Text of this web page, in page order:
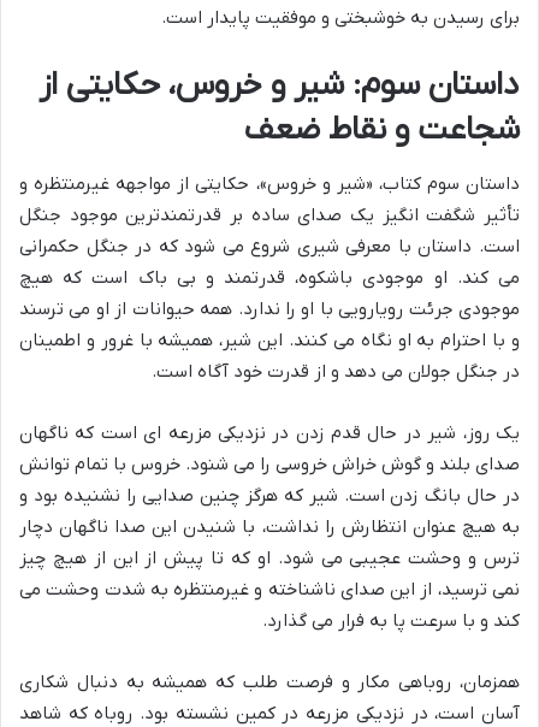
برای رسیدن به خوشبختی و موفقیت پایدار است.
داستان سوم: شیر و خروس، حکایتی از
شجاعت و نقاط ضعف
داستان سوم کتاب، «شیر و خروس»، حکایتی از مواجهه غیرمنتظره و
تأثیر شگفت انگیز یک صدای ساده بر قدرتمندترین موجود جنگل
است. داستان با معرفی شیری شروع می شود که در جنگل حکمرانی
می کند. او موجودی باشکوه، قدرتمند و بی باک است که هیچ
موجودی جرئت رویارویی با او را ندارد. همه حیوانات از او می ترسند
و با احترام به او نگاه می کنند. این شیر، همیشه با غرور و اطمینان
در جنگل جولان می دهد و از قدرت خود آگاه است.
یک روز، شیر در حال قدم زدن در نزدیکی مزرعه ای است که ناگهان
صدای بلند و گوش خراش خروسی را می شنود. خروس با تمام توانش
در حال بانگ زدن است. شیر که هرگز چنین صدایی را نشنیده بود و
به هیچ عنوان انتظارش را نداشت، با شنیدن این صدا ناگهان دچار
ترس و وحشت عجیبی می شود. او که تا پیش از این از هیچ چیز
نمی ترسید، از این صدای ناشناخته و غیرمنتظره به شدت وحشت می
کند و با سرعت پا به فرار می گذارد.
همزمان، روباهی مکار و فرصت طلب که همیشه به دنبال شکاری
آسان است، در نزدیکی مزرعه در کمین نشسته بود. روباه که شاهد